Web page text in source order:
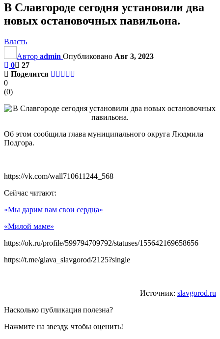
В Славгороде сегодня установили два
новых остановочных павильона.
Власть
Автор admin Опубликовано Авг 3, 2023
0
27
Поделится
0
(0)
Об этом сообщила глава муниципального округа Людмила
Подгора.
https://vk.com/wall710611244_568
Сейчас читают:
«Мы дарим вам свои сердца»
«Милой маме»
https://ok.ru/profile/599794709792/statuses/155642169658656
https://t.me/glava_slavgorod/2125?single
Источник: slavgorod.ru
Насколько публикация полезна?
Нажмите на звезду, чтобы оценить!